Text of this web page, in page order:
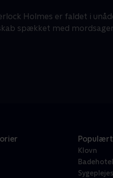
Holmes er faldet i
spækket med
Populært
Klovn